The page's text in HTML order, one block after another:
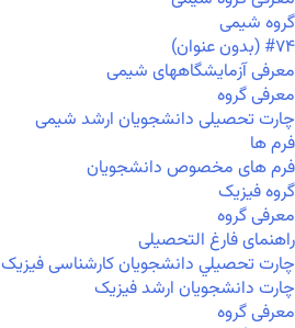
گروه شیمی
#۷۴ (بدون عنوان)
معرفی آزمایشگاههای شیمی
معرفی گروه
چارت تحصیلی دانشجویان ارشد شیمی
فرم ها
فرم های مخصوص دانشجویان
گروه فیزیک
معرفی گروه
راهنمای فارغ التحصیلی
چارت تحصيلي دانشجویان کارشناسی فیزیک
چارت دانشجویان ارشد فیزیک
معرفی گروه